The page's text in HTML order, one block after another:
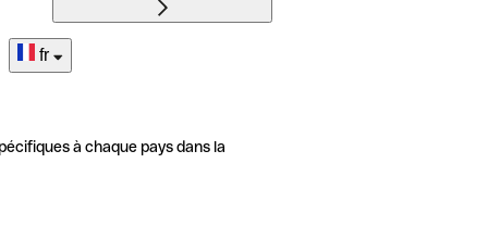
fr
à chaque pays dans la